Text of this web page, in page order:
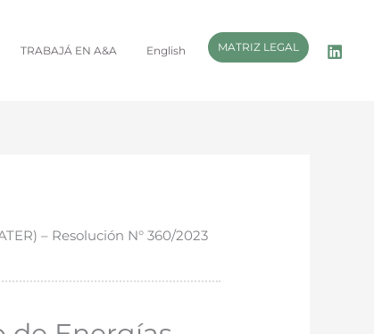
TRABAJÁ EN A&A English MATRIZ LEGAL
– Resolución N° 360/2023